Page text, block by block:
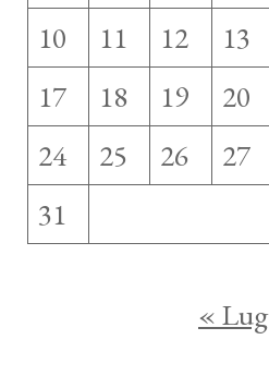
10
11 12 13
17
18 19 20
24
25 26 27
31
« Lug